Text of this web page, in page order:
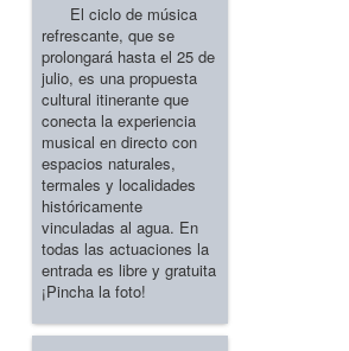
El ciclo de música
refrescante, que se
prolongará hasta el 25 de
julio, es una propuesta
cultural itinerante que
conecta la experiencia
musical en directo con
espacios naturales,
termales y localidades
históricamente
vinculadas al agua. En
todas las actuaciones la
entrada es libre y gratuita
¡Pincha la foto!